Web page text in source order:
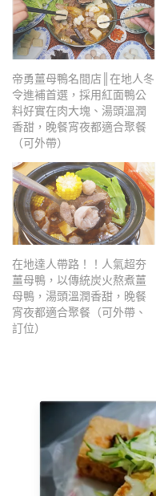
帝勇薑母鴨名間店║在地人冬
令進補首選，採用紅面鴨公
料好實在肉大塊、湯頭溫潤
香甜，晚餐宵夜都適合聚餐
（可外帶）
在地達人帶路！！人氣超夯
薑母鴨，以傳統炭火熬煮薑
母鴨，湯頭溫潤香甜，晚餐
宵夜都適合聚餐（可外帶、
訂位）